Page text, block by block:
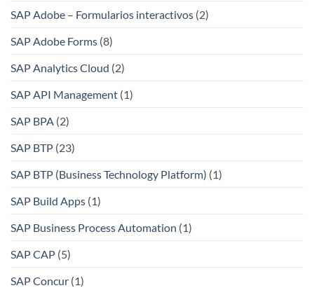
SAP Adobe – Formularios interactivos (2)
SAP Adobe Forms (8)
SAP Analytics Cloud (2)
SAP API Management (1)
SAP BPA (2)
SAP BTP (23)
SAP BTP (Business Technology Platform) (1)
SAP Build Apps (1)
SAP Business Process Automation (1)
SAP CAP (5)
SAP Concur (1)